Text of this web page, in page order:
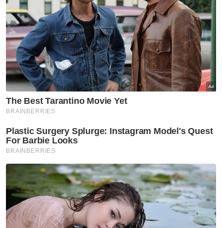
internet tambahan sebanyak 5GB apabila
mendaftar dan akses tanpa had untuk
YouTube, Instagram, WhatsApp dan
Facebook,” katanya.
Menurut kenyataan itu, pelanggan Celcom
yang inginkan Talian Keluarga yang
berpatutan serta kesalinghubungan internet
tanpa sebarang kebimbangan untuk
pelan konvergen yang berpatutan dengan
internet tanpa had berkelajuan tinggi
sehingga 100Mbps, 300Mbps atau 500Mbps.
“Menerusi pelan pascabayar dan fiber semua
dalam satu, penjimatan seumur hidup
sebanyak RM191 sebulan.